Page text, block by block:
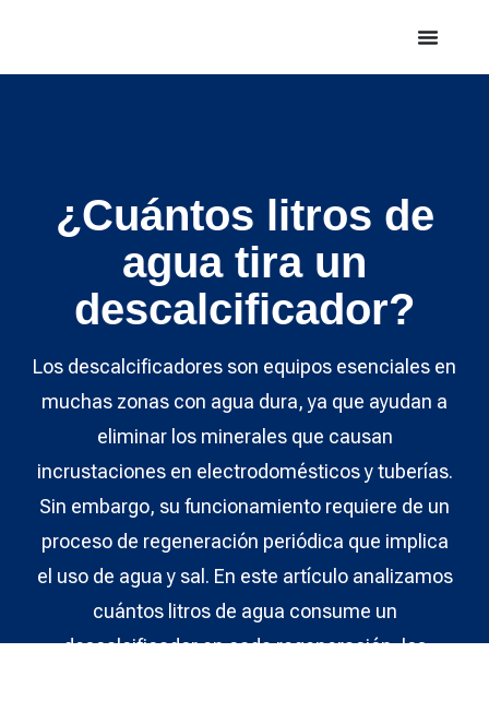
¿Cuántos litros de
agua tira un
descalcificador?
Los descalcificadores son equipos esenciales en
muchas zonas con agua dura, ya que ayudan a
eliminar los minerales que causan
incrustaciones en electrodomésticos y tuberías.
Sin embargo, su funcionamiento requiere de un
proceso de regeneración periódica que implica
el uso de agua y sal. En este artículo analizamos
cuántos litros de agua consume un
descalcificador en cada regeneración, los